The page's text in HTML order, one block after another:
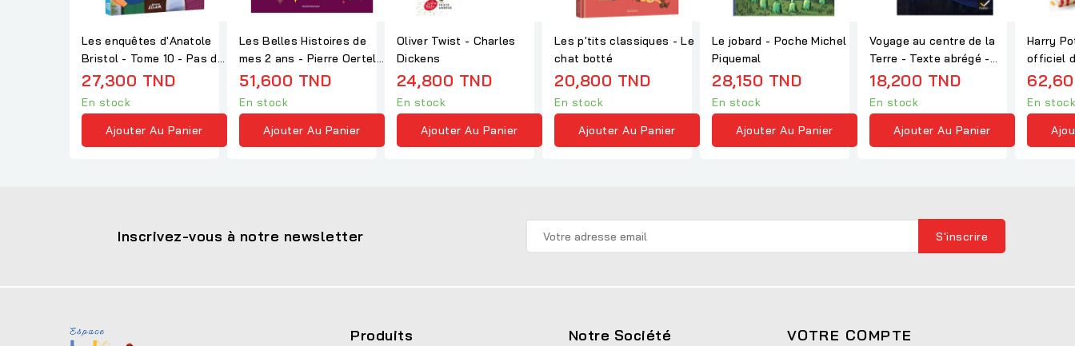
Les enquêtes d'Anatole
Bristol - Tome 10 - Pas de
vacances...
27,300 TND
En stock
Ajouter Au Panier
Les Belles Histoires de
mes 2 ans - Pierre Oertel,
Sibylle...
51,600 TND
En stock
Ajouter Au Panier
Oliver Twist - Charles
Dickens
24,800 TND
En stock
Ajouter Au Panier
Les p'tits classiques - Le
chat botté
20,800 TND
En stock
Ajouter Au Panier
Le jobard - Poche Michel
Piquemal
28,150 TND
En stock
Ajouter Au Panier
Voyage au centre de la
Terre - Texte abrégé -
Jules Verne
18,200 TND
En stock
Ajouter Au Panier
Harry
officiel
Spécial
En stock
Inscrivez-vous à notre newsletter
Produits Notre Société VOTRE COMPTE